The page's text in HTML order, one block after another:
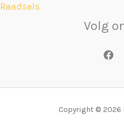
Raadsels
Volg
Copyright © 2026